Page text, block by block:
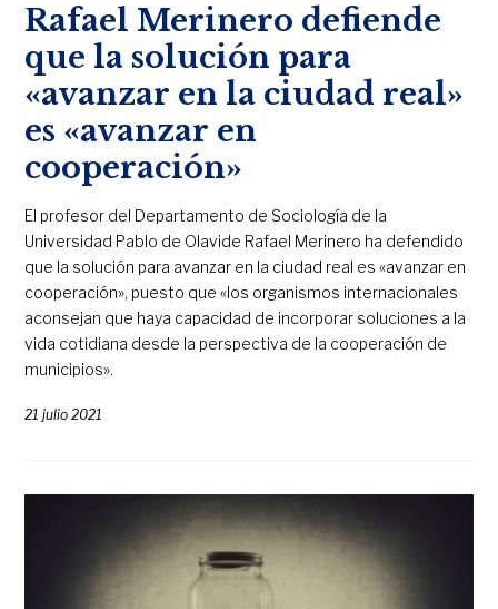
Rafael Merinero defiende
que la solución para
«avanzar en la ciudad real»
es «avanzar en
cooperación»
El profesor del Departamento de Sociología de la
Universidad Pablo de Olavide Rafael Merinero ha defendido
que la solución para avanzar en la ciudad real es «avanzar en
cooperación», puesto que «los organismos internacionales
aconsejan que haya capacidad de incorporar soluciones a la
vida cotidiana desde la perspectiva de la cooperación de
municipios».
21 julio 2021